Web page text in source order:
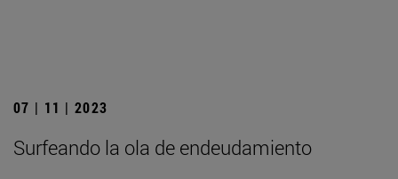
07 | 11 | 2023
Surfeando la ola de endeudamiento